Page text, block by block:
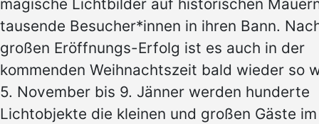
magische Lichtbilder auf historischen
tausende Besucher*innen in ihren Bann.
großen Eröffnungs-Erfolg ist es auch in der
kommenden Weihnachtszeit bald wieder so
5. November bis 9. Jänner werden hunderte
Lichtobjekte die kleinen und großen Gäste im